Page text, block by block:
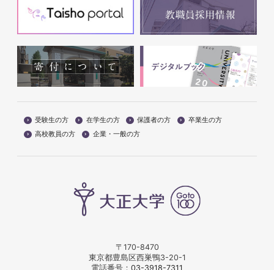
受験生の方 在学生の方 保護者の方
卒業生の方
高校教員の方
企業・一般の方
〒170-8470
東京都豊島区西巣鴨3-20-1
電話番号： 03-3918-7311